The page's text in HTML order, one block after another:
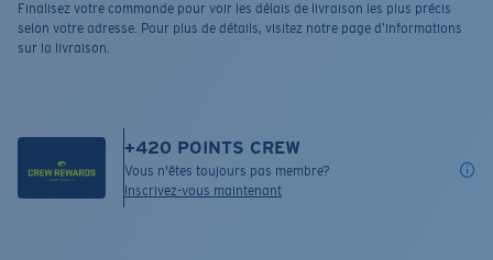
Finalisez votre commande pour voir les délais de livraison les plus précis
selon votre adresse. Pour plus de détails, visitez notre page d’informations
sur la livraison.
+420 POINTS CREW
Vous n'êtes toujours pas membre?
Inscrivez-vous maintenant